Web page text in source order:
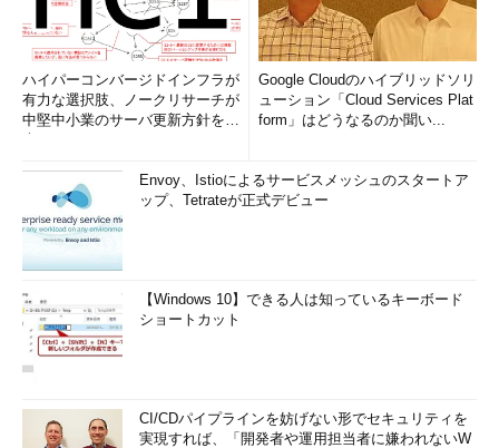
ハイパーコンバージドインフラが
有力な選択肢、ノークリサーチが
中堅中小業のサーバ更新方針を調
Google Cloudのハイブリッドソリ
ューション「Cloud Services Plat
form」はどうなるのか聞い...
Envoy、Istioによるサービスメッシュのスタートア
ップ、Tetrateが正式デビュー
【Windows 10】できる人は知っているキーボード
ショートカット
CI/CDパイプラインを妨げない形でセキュリティを
実現すれば、「開発者や運用担当者に嫌われないW